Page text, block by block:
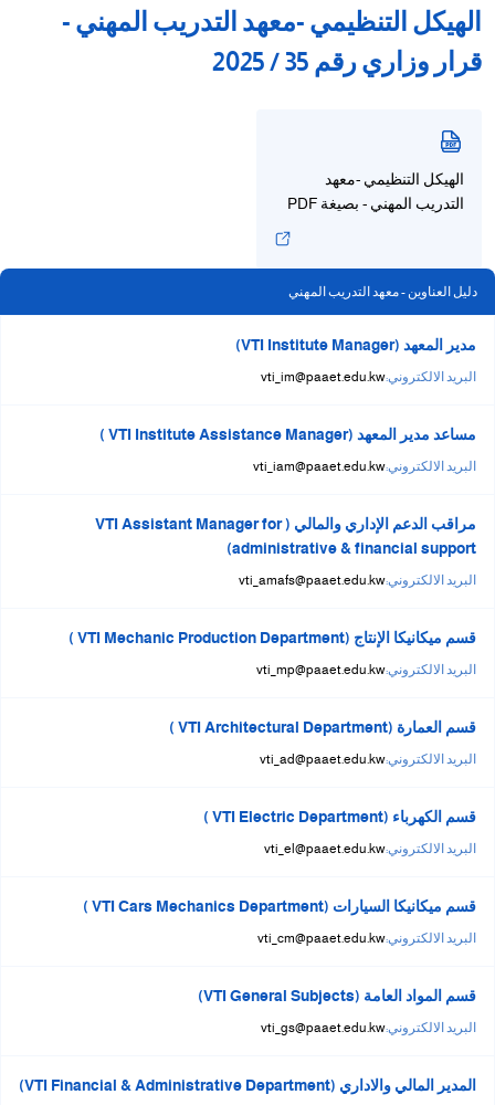
الهيكل التنظيمي -معهد التدريب المهني -
قرار وزاري رقم 35 / 2025
الهيكل التنظيمي -معهد
التدريب المهني - بصيغة PDF
دليل العناوين - معهد التدريب المهني
مدير المعهد (VTI Institute Manager)
البريد الالكتروني:vti_im@paaet.edu.kw
مساعد مدير المعهد (VTI Institute Assistance Manager )
البريد الالكتروني:vti_iam@paaet.edu.kw
مراقب الدعم الإداري والمالي ( VTI Assistant Manager for
administrative & financial support)
البريد الالكتروني:​vti_amafs@paaet.edu.kw
قسم ميكانيكا الإنتاج (VTI Mechanic Production Department )
البريد الالكتروني:vti_mp@paaet.edu.kw
قسم العمارة (VTI Architectural Department )
البريد الالكتروني:vti_ad@paaet.edu.kw
قسم الكهرباء (VTI Electric Department )
البريد الالكتروني:vti_el@paaet.edu.kw
قسم ميكانيكا السيارات (VTI Cars Mechanics Department )
البريد الالكتروني:vti_cm@paaet.edu.kw
قسم المواد العامة (VTI General Subjects)
البريد الالكتروني:vti_gs@paaet.edu.kw
المدير المالي والاداري (VTI Financial & Administrative Department)